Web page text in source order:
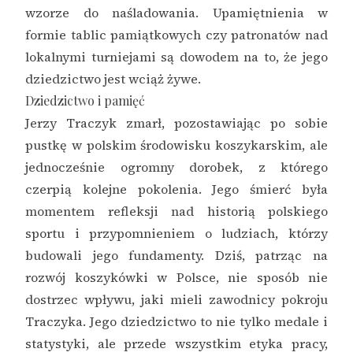
wzorze do naśladowania. Upamiętnienia w
formie tablic pamiątkowych czy patronatów nad
lokalnymi turniejami są dowodem na to, że jego
dziedzictwo jest wciąż żywe.
Dziedzictwo i pamięć
Jerzy Traczyk zmarł, pozostawiając po sobie
pustkę w polskim środowisku koszykarskim, ale
jednocześnie ogromny dorobek, z którego
czerpią kolejne pokolenia. Jego śmierć była
momentem refleksji nad historią polskiego
sportu i przypomnieniem o ludziach, którzy
budowali jego fundamenty. Dziś, patrząc na
rozwój koszykówki w Polsce, nie sposób nie
dostrzec wpływu, jaki mieli zawodnicy pokroju
Traczyka. Jego dziedzictwo to nie tylko medale i
statystyki, ale przede wszystkim etyka pracy,